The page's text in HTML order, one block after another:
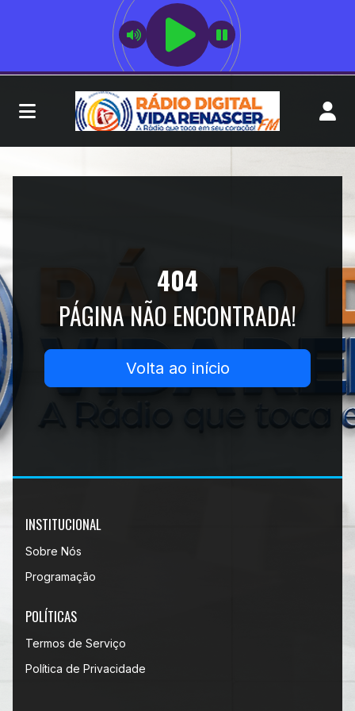
404
PÁGINA NÃO ENCONTRADA!
Volta ao início
INSTITUCIONAL
Sobre Nós
Programação
POLÍTICAS
Termos de Serviço
Política de Privacidade